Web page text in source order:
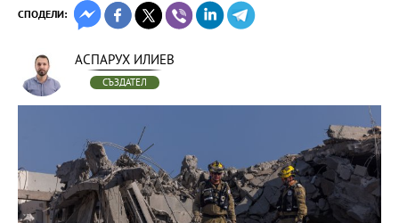
СПОДЕЛИ:
АСПАРУХ ИЛИЕВ
СЪЗДАТЕЛ